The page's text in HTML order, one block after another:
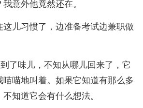
意外他竟然还在。
这儿习惯了，边准备考试边兼职做
到了味儿，不知从哪儿回来了，它
喵喵地叫着。如果它知道有那么多
知道它会有什么想法。